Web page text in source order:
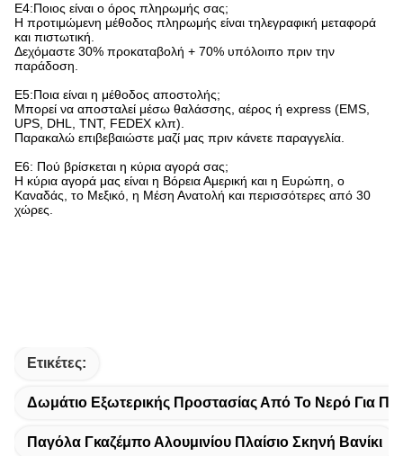
Ε4:Ποιος είναι ο όρος πληρωμής σας;
Η προτιμώμενη μέθοδος πληρωμής είναι τηλεγραφική μεταφορά
και πιστωτική.
Δεχόμαστε 30% προκαταβολή + 70% υπόλοιπο πριν την
παράδοση.
Ε5:Ποια είναι η μέθοδος αποστολής;
Μπορεί να αποσταλεί μέσω θαλάσσης, αέρος ή express (EMS,
UPS, DHL, TNT, FEDEX κλπ).
Παρακαλώ επιβεβαιώστε μαζί μας πριν κάνετε παραγγελία.
Ε6: Πού βρίσκεται η κύρια αγορά σας;
Η κύρια αγορά μας είναι η Βόρεια Αμερική και η Ευρώπη, ο
Καναδάς, το Μεξικό, η Μέση Ανατολή και περισσότερες από 30
χώρες.
Ετικέτες:
Δωμάτιο Εξωτερικής Προστασίας Από Το Νερό Για
Παγόλα Γκαζέμπο Αλουμινίου Πλαίσιο Σκηνή Βανίκι